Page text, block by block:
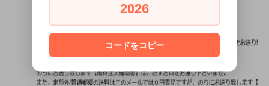
2026
コードをコピー